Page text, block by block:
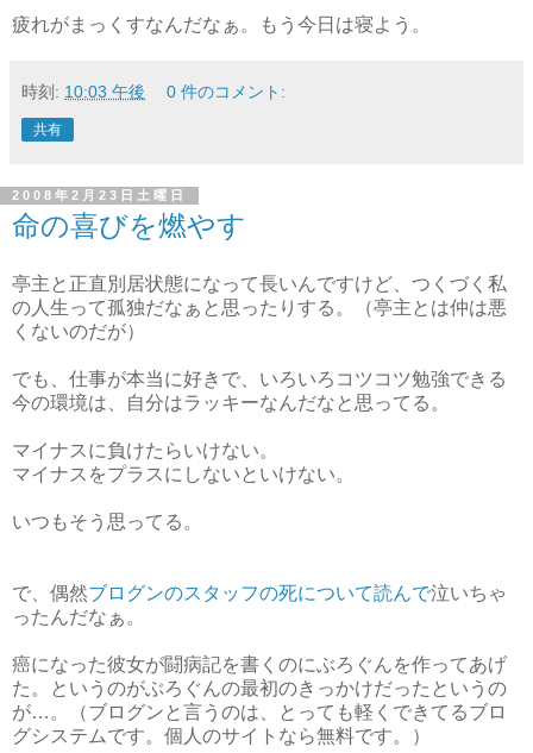
疲れがまっくすなんだなぁ。もう今日は寝よう。
時刻: 10:03 午後 0 件のコメント:
共有
2008年2月23日土曜日
命の喜びを燃やす
亭主と正直別居状態になって長いんですけど、つくづく私
の人生って孤独だなぁと思ったりする。（亭主とは仲は悪
くないのだが）
でも、仕事が本当に好きで、いろいろコツコツ勉強できる
今の環境は、自分はラッキーなんだなと思ってる。
マイナスに負けたらいけない。
マイナスをプラスにしないといけない。
いつもそう思ってる。
で、偶然ブログンのスタッフの死について読んで泣いちゃ
ったんだなぁ。
癌になった彼女が闘病記を書くのにぶろぐんを作ってあげ
た。というのがぶろぐんの最初のきっかけだったというの
が…。（ブログンと言うのは、とっても軽くできてるブロ
グシステムです。個人のサイトなら無料です。）